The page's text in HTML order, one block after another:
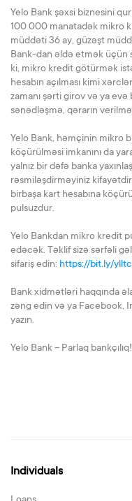
Yelo Bank şəxsi biznesini
100 000 manatadək mikro
müddəti 36 ay, güzəşt
Bank-dan əldə etmək üçün
ki, mikro kredit götürmək
hesabın açılması kimi
zamanı şərti girov və ya
sənədləşmə, qərarın
Yelo Bank, həmçinin mikro
köçürülməsi imkanını da
yalnız bir dəfə banka
rəsmiləşdirməyiniz
birbaşa kart hesabına
pulsuzdur.
Yelo Bankdan mikro kredit
edəcək. Təklif sizə sərfəli
sifariş edin: https://bit.ly/ylltc
Bank xidmətləri haqqında
zəng edin və ya Facebook,
yazın.
Yelo Bank – Parlaq bankçılıq!
Individuals